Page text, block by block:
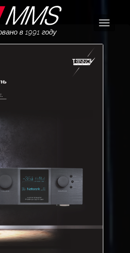
в 1991 году